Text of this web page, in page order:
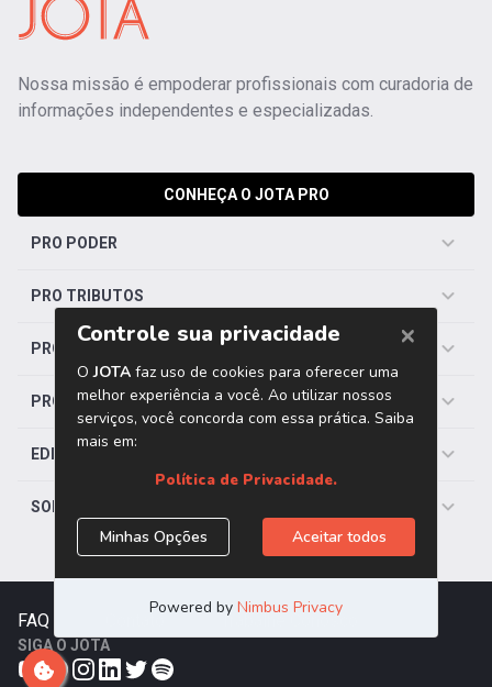
Nossa missão é empoderar profissionais com curadoria de
informações independentes e especializadas.
CONHEÇA O JOTA PRO
PRO PODER
PRO TRIBUTOS
PRO TRABALHISTA
PRO SAÚDE
EDITORIAS
SOBRE O JOTA
FAQ Trabalhe Conosco
SIGA O JOTA